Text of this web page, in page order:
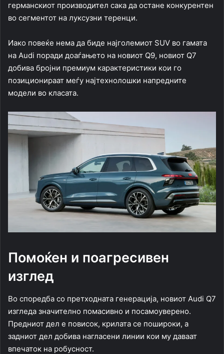
германскиот производител сака да остане конкурентен
во сегментот на луксузни теренци.
Иако повеќе нема да биде најголемиот SUV во гамата
на Audi поради доаѓањето на новиот Q9, новиот Q7
добива бројни премиум карактеристики кои го
позиционираат меѓу најтехнолошки напредните
модели во класата.
Помоќен и поагресивен
изглед
Во споредба со претходната генерација, новиот Audi Q7
изгледа значително помасивно и посамоуверено.
Предниот дел е повисок, крилата се пошироки, а
задниот дел добива нагласени линии кои му даваат
впечаток на робусност.